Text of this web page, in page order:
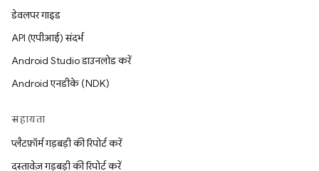
डेवलपर गाइड
API (एपीआई) संदर्भ
Android Studio डाउनलोड करें
Android एनडीके (NDK)
सहायता
प्लैटफ़ॉर्म गड़बड़ी की रिपोर्ट करें
दस्तावेज़ गड़बड़ी की रिपोर्ट करें